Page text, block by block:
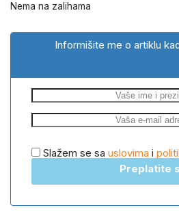
Nema na zalihama
Informišite me o artiklu
Slažem se sa uslovima i
Preplatite